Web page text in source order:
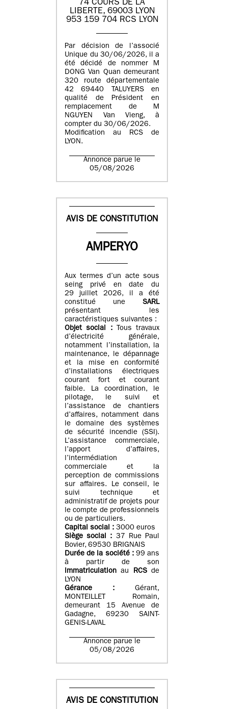
74 COURS DE LA
LIBERTE, 69003 LYON
953 159 704 RCS LYON
Par décision de l’associé
Unique du 30/06/2026, il a
été décidé de nommer M
DONG Van Quan demeurant
320 route départementale
42 69440 TALUYERS en
qualité de Président en
remplacement de M
NGUYEN Van Vieng, à
compter du 30/06/2026.
Modification au RCS de
LYON.
Annonce parue le
05/08/2026
AVIS DE CONSTITUTION
AMPERYO
Aux termes d’un acte sous
seing privé en date du
29 juillet 2026, il a été
constitué une SARL
présentant les
caractéristiques suivantes :
Objet social :
Tous travaux
d’électricité générale,
notamment l’installation, la
maintenance, le dépannage
et la mise en conformité
d’installations électriques
courant fort et courant
faible. La coordination, le
pilotage, le suivi et
l’assistance de chantiers
d’affaires, notamment dans
le domaine des systèmes
de sécurité incendie (SSI).
L’assistance commerciale,
l’apport d’affaires,
l’intermédiation
commerciale et la
perception de commissions
sur affaires. Le conseil, le
suivi technique et
administratif de projets pour
le compte de professionnels
ou de particuliers.
Capital social : 3000 euros
Siège social : 37 Rue Paul
Bovier, 69530 BRIGNAIS
Durée de la société : 99 ans
à partir de son
immatriculation au RCSde
LYON
Gérance :
Gérant,
MONTEILLET Romain,
demeurant 15 Avenue de
Gadagne, 69230 SAINT-
GENIS-LAVAL
Annonce parue le
05/08/2026
AVIS DE CONSTITUTION